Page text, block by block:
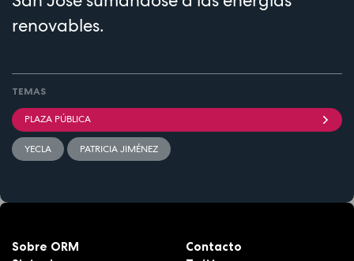
renovables.
TEMAS
PLAZA PÚBLICA
YECLA PATRICIA JIMÉNEZ
Sobre ORM
Contacto